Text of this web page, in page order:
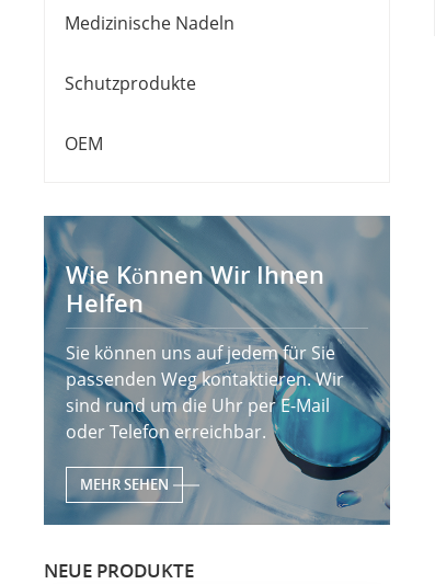
Medizinische Nadeln
Schutzprodukte
OEM
Wie Können Wir Ihnen
Helfen
Sie können uns auf jedem für Sie
passenden Weg kontaktieren. Wir
sind rund um die Uhr per E-Mail
oder Telefon erreichbar.
MEHR SEHEN
NEUE PRODUKTE